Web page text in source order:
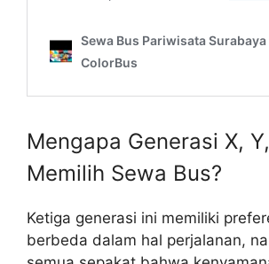
Mengapa Generasi X,
Memilih Sewa Bus?
Ketiga generasi ini memiliki
berbeda dalam hal perjalanan,